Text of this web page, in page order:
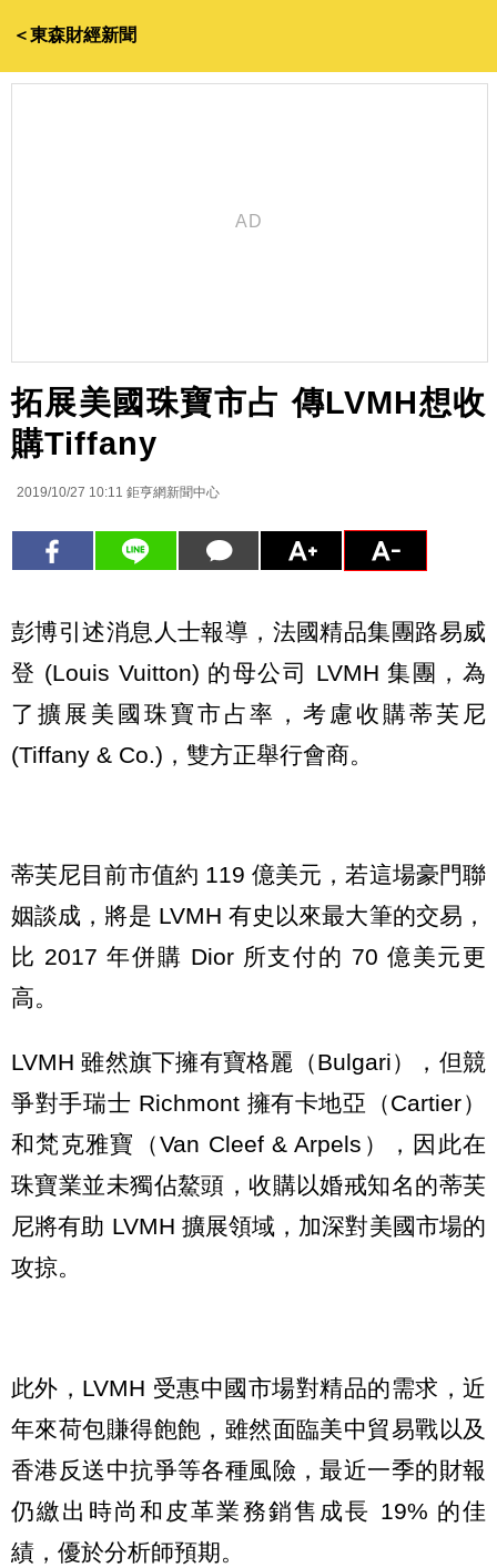
＜東森財經新聞
拓展美國珠寶市占 傳LVMH想收
購Tiffany
2019/10/27 10:11 鉅亨網新聞中心
彭博引述消息人士報導，法國精品集團路易威
登 (Louis Vuitton) 的母公司 LVMH 集團，為
了擴展美國珠寶市占率，考慮收購蒂芙尼
(Tiffany & Co.)，雙方正舉行會商。
蒂芙尼目前市值約 119 億美元，若這場豪門聯
姻談成，將是 LVMH 有史以來最大筆的交易，
比 2017 年併購 Dior 所支付的 70 億美元更
高。
LVMH 雖然旗下擁有寶格麗（Bulgari），但競
爭對手瑞士 Richmont 擁有卡地亞（Cartier）
和梵克雅寶（Van Cleef & Arpels），因此在
珠寶業並未獨佔鰲頭，收購以婚戒知名的蒂芙
尼將有助 LVMH 擴展領域，加深對美國市場的
攻掠。
此外，LVMH 受惠中國市場對精品的需求，近
年來荷包賺得飽飽，雖然面臨美中貿易戰以及
香港反送中抗爭等各種風險，最近一季的財報
仍繳出時尚和皮革業務銷售成長 19% 的佳
績，優於分析師預期。